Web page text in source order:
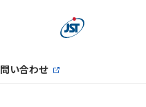
い合わせ